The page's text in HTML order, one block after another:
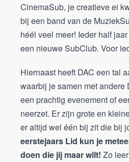
CinemaSub, je creatieve ei
bij een band van de
héél veel meer! Ieder half
een nieuwe SubClub. Voor
Hiernaast heeft DAC een tal
waarbij je samen met andere
een prachtig evenement of
neerzet. Er zijn grote en
er altijd wel één bij zit die bij
eerstejaars Lid kun je
doen die jij maar wilt! Zo